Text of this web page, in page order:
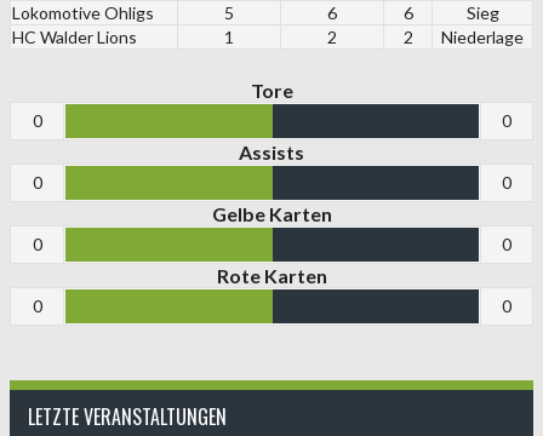
Lokomotive Ohligs
5 6 6
Sieg
HC Walder Lions
1 2 2 Niederlage
Tore
0 0
Assists
0 0
Gelbe Karten
0 0
Rote Karten
0 0
LETZTE VERANSTALTUNGEN